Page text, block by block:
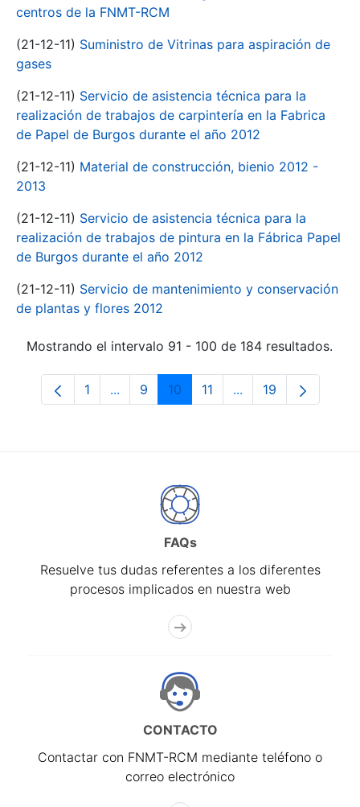
centros de la FNMT-RCM
(21-12-11) Suministro de Vitrinas para aspiración de
gases
(21-12-11) Servicio de asistencia técnica para la
realización de trabajos de carpintería en la Fabrica
de Papel de Burgos durante el año 2012
(21-12-11) Material de construcción, bienio 2012 -
2013
(21-12-11) Servicio de asistencia técnica para la
realización de trabajos de pintura en la Fábrica Papel
de Burgos durante el año 2012
(21-12-11) Servicio de mantenimiento y conservación
de plantas y flores 2012
Mostrando el intervalo 91 - 100 de 184 resultados.
Página
1 ...Páginas intermedias Use TAB para
Página
9 Página
10 Página
11 ...PáginasPágina
19
FAQs
Resuelve tus dudas referentes a los diferentes
procesos implicados en nuestra web
CONTACTO
Contactar con FNMT-RCM mediante teléfono o
correo electrónico